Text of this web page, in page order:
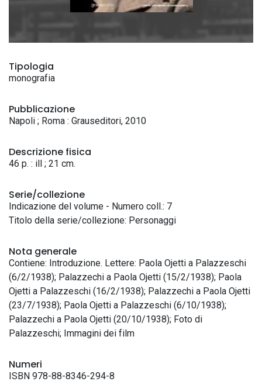
Tipologia
monografia
Pubblicazione
Napoli ; Roma : Grauseditori, 2010
Descrizione fisica
46 p. : ill ; 21 cm.
Serie/collezione
Indicazione del volume - Numero coll.: 7
Titolo della serie/collezione: Personaggi
Nota generale
Contiene: Introduzione. Lettere: Paola Ojetti a Palazzeschi
(6/2/1938); Palazzechi a Paola Ojetti (15/2/1938); Paola
Ojetti a Palazzeschi (16/2/1938); Palazzechi a Paola Ojetti
(23/7/1938); Paola Ojetti a Palazzeschi (6/10/1938);
Palazzechi a Paola Ojetti (20/10/1938); Foto di
Palazzeschi; Immagini dei film
Numeri
ISBN 978-88-8346-294-8